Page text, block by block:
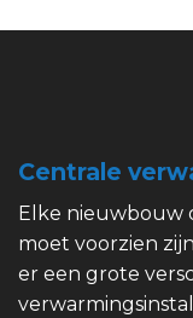
Centrale
Elke nieuwbouw
moet voorzien
er een grote